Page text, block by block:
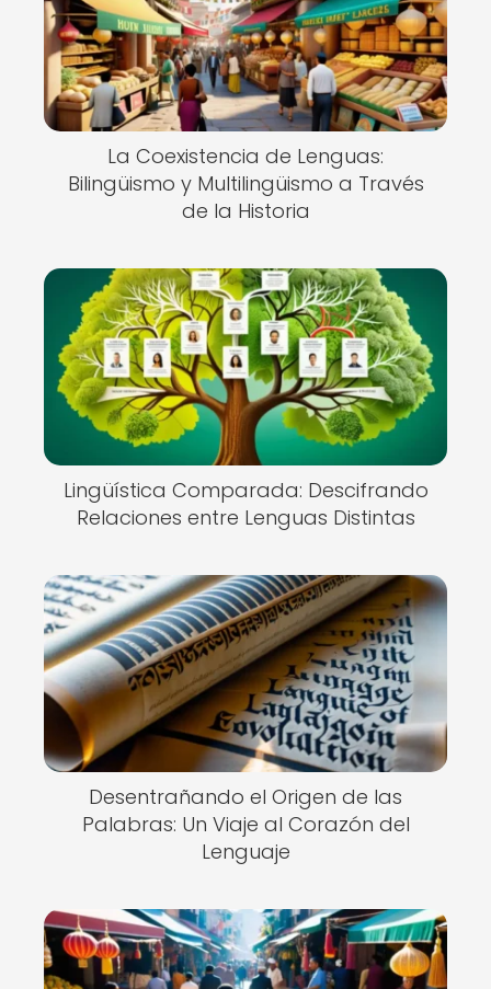
La Coexistencia de Lenguas:
Bilingüismo y Multilingüismo a Través
de la Historia
Lingüística Comparada: Descifrando
Relaciones entre Lenguas Distintas
Desentrañando el Origen de las
Palabras: Un Viaje al Corazón del
Lenguaje